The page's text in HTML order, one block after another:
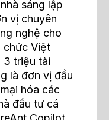
sáng lập
vị chuyên
nghệ cho
chức Việt
3 triệu tài
là đơn vị đầu
hóa các
đầu tư cá